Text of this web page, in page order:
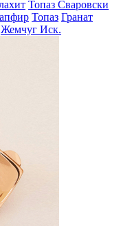
Топаз Сваровски
Топаз Гранат
Жемчуг Иск.